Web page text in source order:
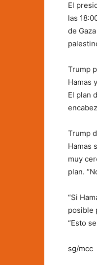
El
las
de
Trump
Hamas
El plan
Trump
Hamas
muy
plan.
“Si
posible
“Esto
sg/mcc